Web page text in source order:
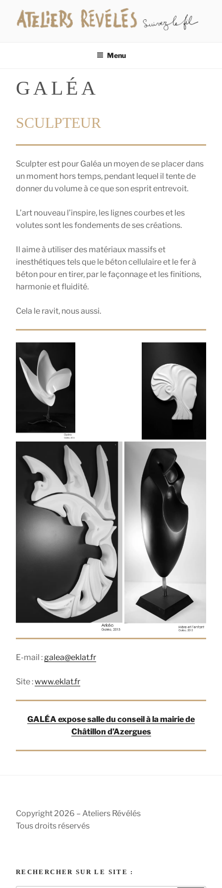
contenu
Menu
GALÉA
SCULPTEUR
Sculpter est pour Galéa un moyen de se placer dans
un moment hors temps, pendant lequel il tente de
donner du volume à ce que son esprit entrevoit.
L’art nouveau l’inspire, les lignes courbes et les
volutes sont les fondements de ses créations.
Il aime à utiliser des matériaux massifs et
inesthétiques tels que le béton cellulaire et le fer à
béton pour en tirer, par le façonnage et les finitions,
harmonie et fluidité.
Cela le ravit, nous aussi.
E-mail : galea@eklat.fr
Site :www.eklat.fr
GALÉA expose salle du conseil à la mairie de
Châtillon d’Azergues
Copyright 2026 – Ateliers Révélés
Tous droits réservés
RECHERCHER SUR LE SITE :